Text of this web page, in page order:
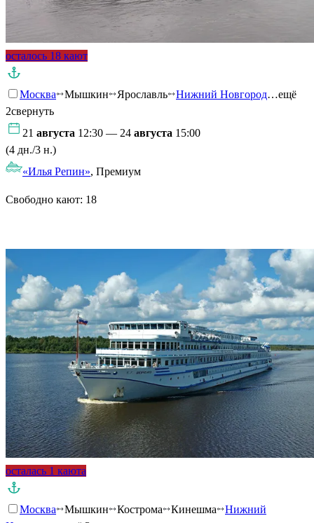
осталось 18 кают
Москва Мышкин Ярославль Нижний Новгород…ещё
2свернуть
21 августа 12:30 — 24 августа 15:00
(4 дн./3 н.)
«Илья Репин», Премиум
Свободно кают: 18
осталась 1 каюта
Москва Мышкин Кострома Кинешма
Нижний